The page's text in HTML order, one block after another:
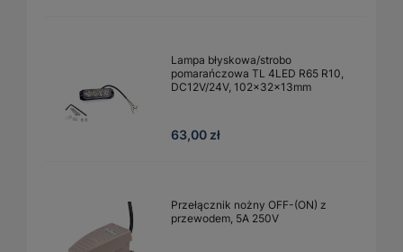
Lampa błyskowa/strobo
pomarańczowa TL 4LED R65 R10,
DC12V/24V, 102x32x13mm
63,00 zł
Przełącznik nożny OFF-(ON) z
przewodem, 5A 250V